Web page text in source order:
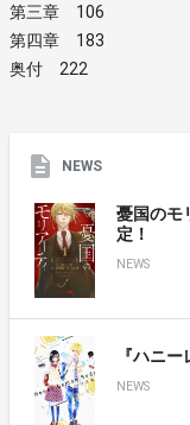
第三章 106
第四章 183
奥付 222
NEWS
憂国のモ
定！
NEWS
『ハニ
NEWS